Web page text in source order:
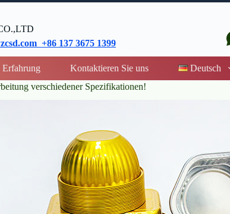
+86 137 3675 1399
Erfahrung Kontaktieren Sie uns
Deutsch
verschiedener Spezifikationen!